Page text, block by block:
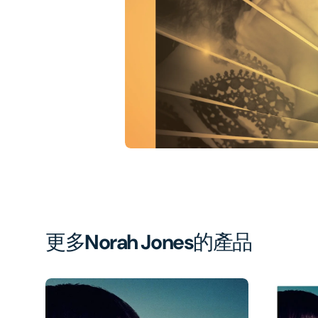
1
in
更多Norah Jones的產品